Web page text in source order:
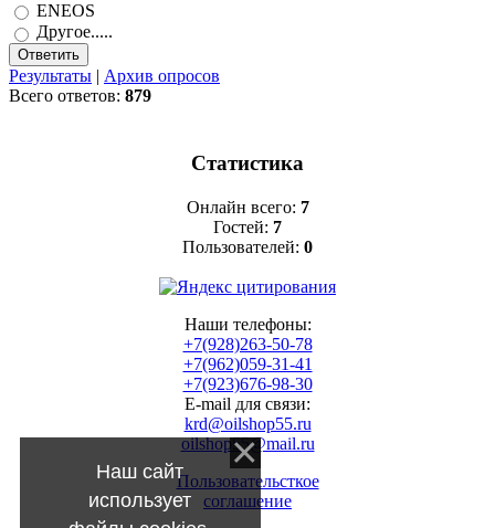
ENEOS
Другое.....
Результаты | Архив опросов
Всего ответов: 879
Статистика
Онлайн всего: 7
Гостей: 7
Пользователей: 0
Наши телефоны:
+7(928)263-50-78
+7(962)059-31-41
+7(923)676-98-30
E-mail для связи:
krd@oilshop55.ru
oilshop55@mail.ru
Пользовательсткое
соглашение
Наш сайт
использует